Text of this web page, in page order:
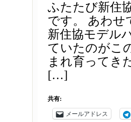
ふたたび新住
です。 あわせ
新住協モデル
ていたのがこ
まれ育ってき
[…]
共有:
メールアドレス